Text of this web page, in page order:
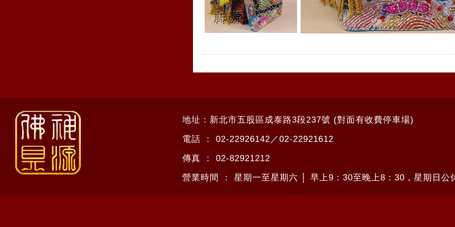
地址 : 新北市五股區成泰路3段237號 (對面有收費停車場)
電話 ： 02-22926142 ／02-22921612
傳真 ： 02-82921212
營業時間 ： 星期一至星期六 │ 早上9：30至晚上8：30，星期日公